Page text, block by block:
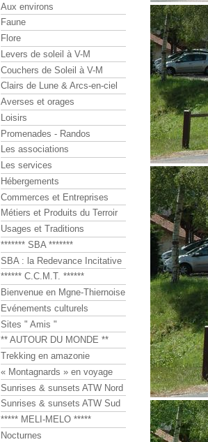
Aux environs
Faune
Flore
Levers de soleil à V-M
Couchers de Soleil à V-M
Clairs de Lune & Arcs-en-ciel
Averses et orages
Loisirs
Promenades - Randos
Les associations
Les services
Hébergements
Commerces et Entreprises
Métiers et Produits du Terroir
Usages et Traditions
******* SBA *******
SBA : la Redevance Incitative
****** C.C.M.T. ******
Bienvenue en Mgne-Thiernoise
Evénements culturels
Sites " Amis "
** AUTOUR DU MONDE **
Trekking en amazonie
« Montagnards » en voyage
Sunrises & sunsets ATW Nord
Sunrises & sunsets ATW Sud
***** MELI-MELO *****
Nocturnes